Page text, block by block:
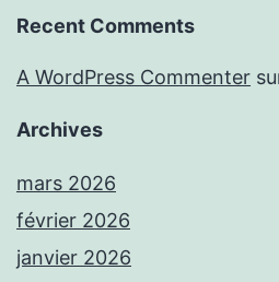
Recent Comments
A WordPress Commenter
Archives
mars 2026
février 2026
janvier 2026